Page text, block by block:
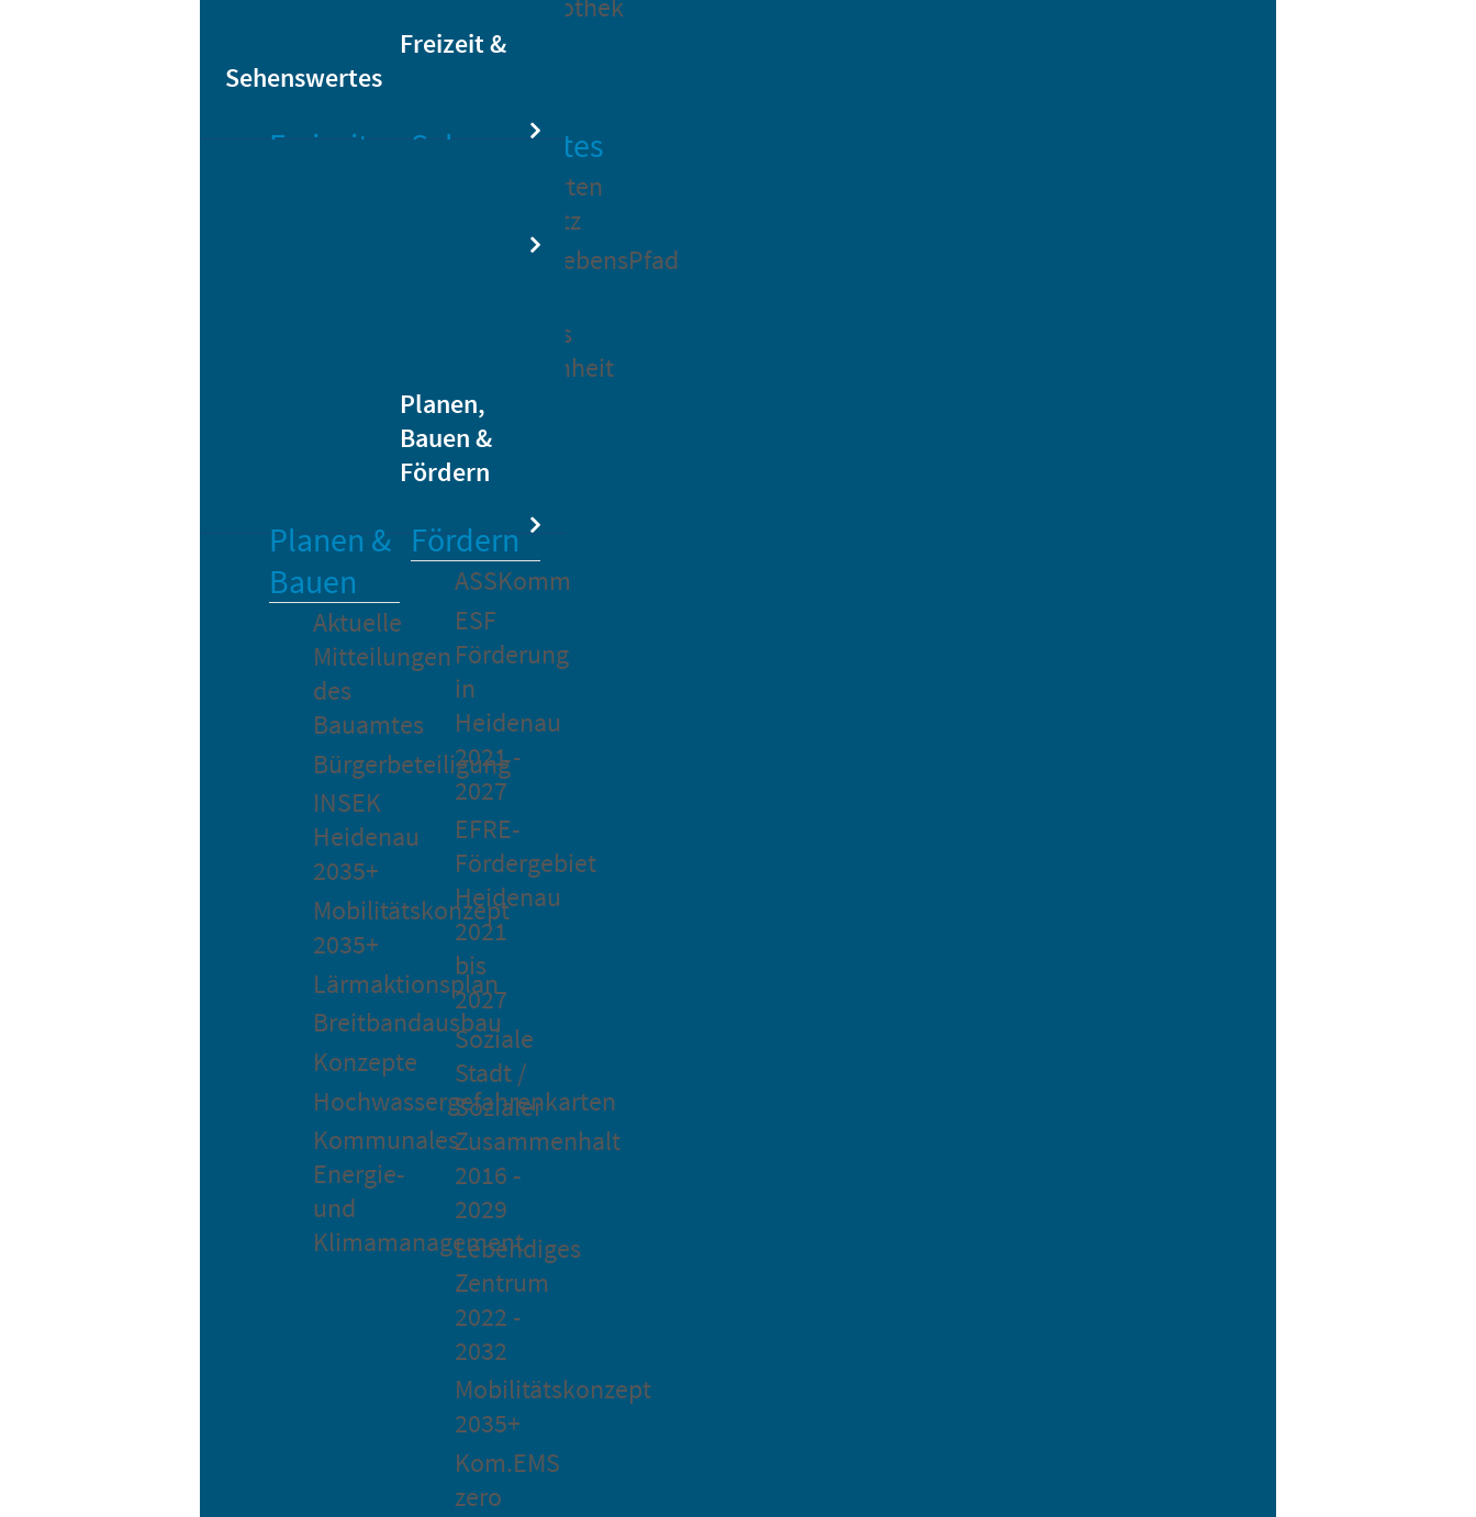
Bikesharing
Stadtbibliothek
Freizeit &
Sehenswertes
Freizeit
Heidenauer
Musiknacht
Sehenswertes
Barockgarten
Großsedlitz
MärchenLebensPfad
Heidenaus
Vergangenheit
Planen,
Bauen &
Fördern
Planen &
Bauen
Aktuelle
Mitteilungen
des
Bauamtes
Bürgerbeteiligung
INSEK
Heidenau
2035+
Mobilitätskonzept
2035+
Lärmaktionsplan
Breitbandausbau
Konzepte
Hochwassergefahrenkarten
Kommunales
Energie-
und
Klimamanagement
Fördern
ASSKomm
ESF
Förderung
in
Heidenau
2021 -
2027
EFRE-
Fördergebiet
Heidenau
2021
bis
2027
Soziale
Stadt /
Sozialer
Zusammenhalt
2016 -
2029
Lebendiges
Zentrum
2022 -
2032
Mobilitätskonzept
2035+
Kom.EMS
zero